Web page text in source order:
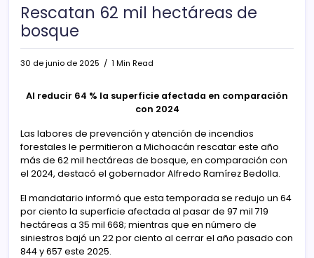
Rescatan 62 mil hectáreas de
bosque
30 de junio de 2025 1 Min Read
Al reducir 64 % la superficie afectada en comparación
con 2024
Las labores de prevención y atención de incendios
forestales le permitieron a Michoacán rescatar este año
más de 62 mil hectáreas de bosque, en comparación con
el 2024, destacó el gobernador Alfredo Ramírez Bedolla.
El mandatario informó que esta temporada se redujo un 64
por ciento la superficie afectada al pasar de 97 mil 719
hectáreas a 35 mil 668; mientras que en número de
siniestros bajó un 22 por ciento al cerrar el año pasado con
844 y 657 este 2025.